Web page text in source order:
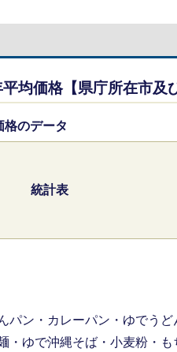
均価格【県庁所在市及
格のデータ
統計表
パン・カレーパン・ゆでうど
・ゆで沖縄そば・小麦粉・も